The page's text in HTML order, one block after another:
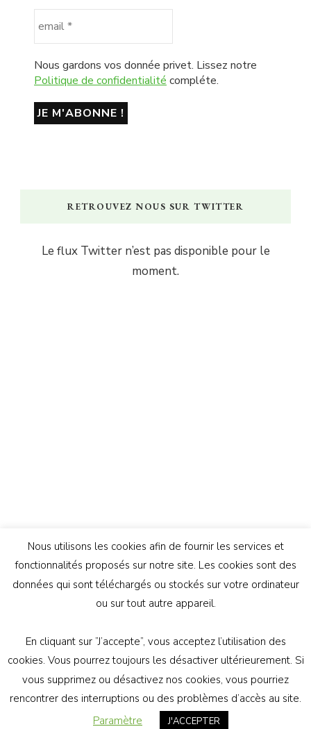
Nous gardons vos donnée privet. Lissez notre
Politique de confidentialité compléte.
RETROUVEZ NOUS SUR TWITTER
Le flux Twitter n’est pas disponible pour le
moment.
© Copyright 2026 Génération Athée
. Tous droits
Vilva | Développé par
Propulsé par
politique de confidentialité
Nous utilisons les cookies afin de fournir les services et
fonctionnalités proposés sur notre site. Les cookies sont des
données qui sont téléchargés ou stockés sur votre ordinateur
ou sur tout autre appareil.
En cliquant sur ”J’accepte”, vous acceptez l’utilisation des
cookies. Vous pourrez toujours les désactiver ultérieurement. Si
vous supprimez ou désactivez nos cookies, vous pourriez
rencontrer des interruptions ou des problèmes d’accès au site.
Paramètre
J'ACCEPTER